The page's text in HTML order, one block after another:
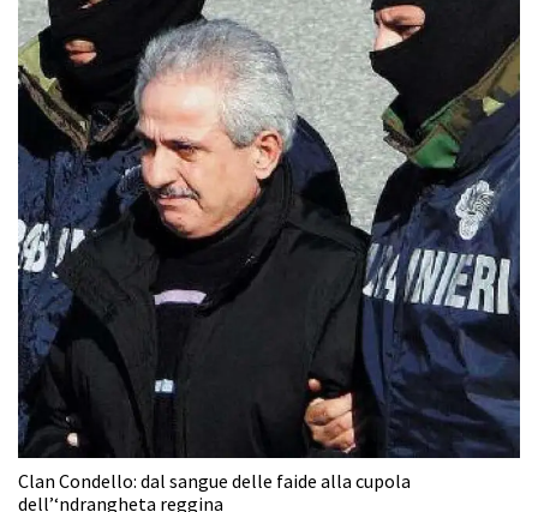
Clan Condello: dal sangue delle faide alla cupola
dell’‘ndrangheta reggina